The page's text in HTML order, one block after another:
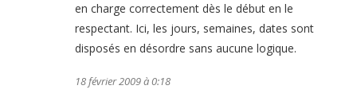
en charge correctement dès le début en le
respectant. Ici, les jours, semaines, dates sont
disposés en désordre sans aucune logique.
18 février 2009 à 0:18